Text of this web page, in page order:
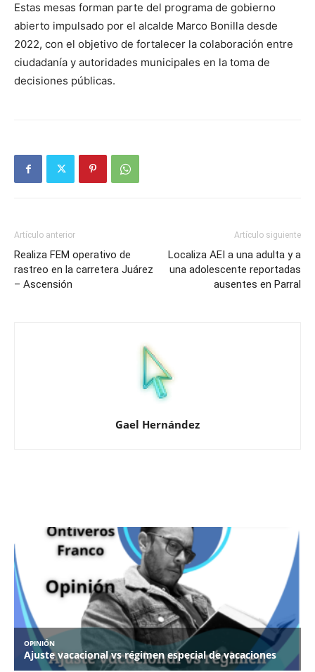
Estas mesas forman parte del programa de gobierno
abierto impulsado por el alcalde Marco Bonilla desde
2022, con el objetivo de fortalecer la colaboración entre
ciudadanía y autoridades municipales en la toma de
decisiones públicas.
Artículo anterior
Realiza FEM operativo de
rastreo en la carretera Juárez
– Ascensión
Artículo siguiente
Localiza AEI a una adulta y a
una adolescente reportadas
ausentes en Parral
Gael Hernández